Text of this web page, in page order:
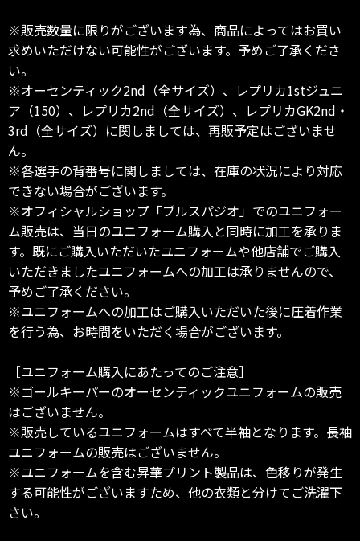
※販売数量に限りがございます為、商品によってはお買い
求めいただけない可能性がございます。予めご了承くださ
い。
※オーセンティック2nd（全サイズ）、レプリカ1stジュニ
ア（150）、レプリカ2nd（全サイズ）、レプリカGK2nd・
3rd（全サイズ）に関しましては、再販予定はございませ
ん。
※各選手の背番号に関しましては、在庫の状況により対応
できない場合がございます。
※オフィシャルショップ「ブルスパジオ」でのユニフォー
ム販売は、当日のユニフォーム購入と同時に加工を承りま
す。既にご購入いただいたユニフォームや他店舗でご購入
いただきましたユニフォームへの加工は承りませんので、
予めご了承ください。
※ユニフォームへの加工はご購入いただいた後に圧着作業
を行う為、お時間をいただく場合がございます。
［ユニフォーム購入にあたってのご注意］
※ゴールキーパーのオーセンティックユニフォームの販売
はございません。
※販売しているユニフォームはすべて半袖となります。長袖
ユニフォームの販売はございません。
※ユニフォームを含む昇華プリント製品は、色移りが発生
する可能性がございますため、他の衣類と分けてご洗濯下
さい。